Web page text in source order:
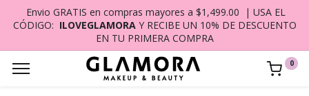
Envio GRATIS en compras mayores a $1,499.00 | USA EL
CÓDIGO: ILOVEGLAMORA Y RECIBE UN 10% DE DESCUENTO
EN TU PRIMERA COMPRA
0